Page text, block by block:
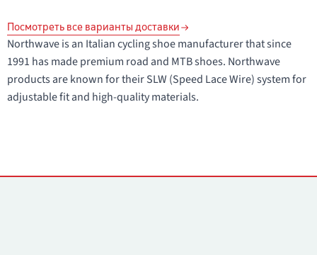
Посмотреть все варианты доставки
Northwave is an Italian cycling shoe manufacturer that since
1991 has made premium road and MTB shoes. Northwave
products are known for their SLW (Speed Lace Wire) system for
adjustable fit and high-quality materials.